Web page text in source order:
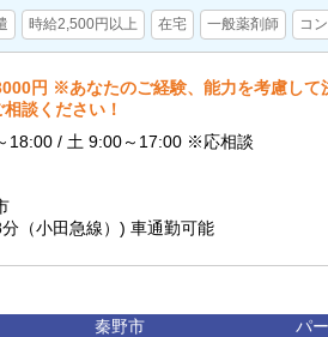
時給2,500円以上 在宅 一般薬剤師 コ
円 ※あなたのご経験、能力を考慮して
談ください！
18:00 / 土 9:00～17:00 ※応相談
（小田急線）) 車通勤可能
秦野市 パ